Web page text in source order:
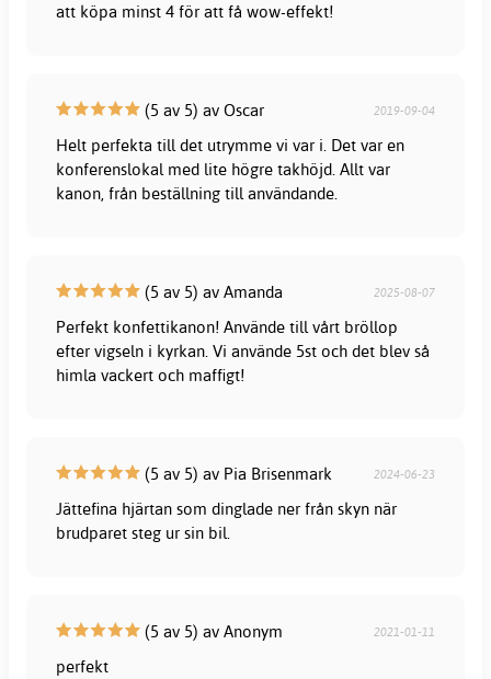
att köpa minst 4 för att få wow-effekt!
(5 av 5) av Oscar 2019-09-04
Helt perfekta till det utrymme vi var i. Det var en
konferenslokal med lite högre takhöjd. Allt var
kanon, från beställning till användande.
(5 av 5) av Amanda 2025-08-07
Perfekt konfettikanon! Använde till vårt bröllop
efter vigseln i kyrkan. Vi använde 5st och det blev så
himla vackert och maffigt!
(5 av 5) av Pia Brisenmark 2024-06-23
Jättefina hjärtan som dinglade ner från skyn när
brudparet steg ur sin bil.
(5 av 5) av Anonym 2021-01-11
perfekt